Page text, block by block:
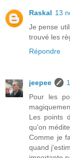
Raskal 13
Je pense
trouvé les
Répondre
jeepee
Pour les
Les points
qu'on médite.
Comme je
quand